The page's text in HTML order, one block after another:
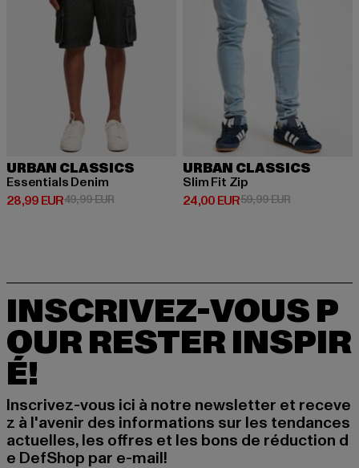
URBAN CLASSICS
Essentials Denim
28,99 EUR
Prix courant: 28,99 EUR
49,99 EURPrix en promotion: 49,99 EUR
URBAN CLASSICS
Slim Fit Zip
24,00 EUR
Prix courant: 24,00 EUR
59,99 EURPrix en
INSCRIVEZ-VOUS P
OUR RESTER INSPIR
É!
Inscrivez-vous ici à notre newsletter et receve
z à l'avenir des informations sur les tendances
actuelles, les offres et les bons de réduction d
e DefShop par e-mail!